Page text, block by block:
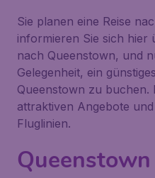
Sie planen eine Reise
informieren Sie sich hier
nach Queenstown, und
Gelegenheit, ein
Queenstown zu buchen.
attraktiven Angebote
Fluglinien.